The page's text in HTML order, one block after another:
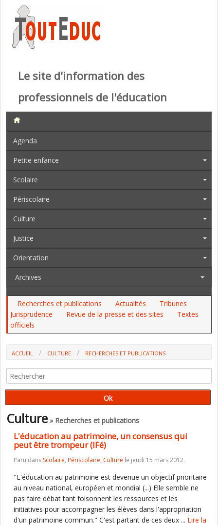
Le site d'information des
professionnels de l'éducation
Agenda
Petite enfance
Scolaire
Périscolaire
Culture
Justice
Orientation
Archives
Recherches et publications Actualités
Tribunes
Jurisprudence
Revue de la presse et des sites
Textes
officiels
ACCUEIL CULTURE RECHERCHES ET PUBLICATIONS
Culture» Recherches et publications
L'éducation au patrimoine, un consensus qui
peut être trompeur (IFé)
Paru dans Scolaire, Périscolaire, Culture le jeudi 15 mars 2012.
"L'éducation au patrimoine est devenue un objectif prioritaire
au niveau national, européen et mondial (...) Elle semble ne
pas faire débat tant foisonnent les ressources et les
initiatives pour accompagner les élèves dans l'appropriation
d'un patrimoine commun." C'est partant de ces deux ... Lire la